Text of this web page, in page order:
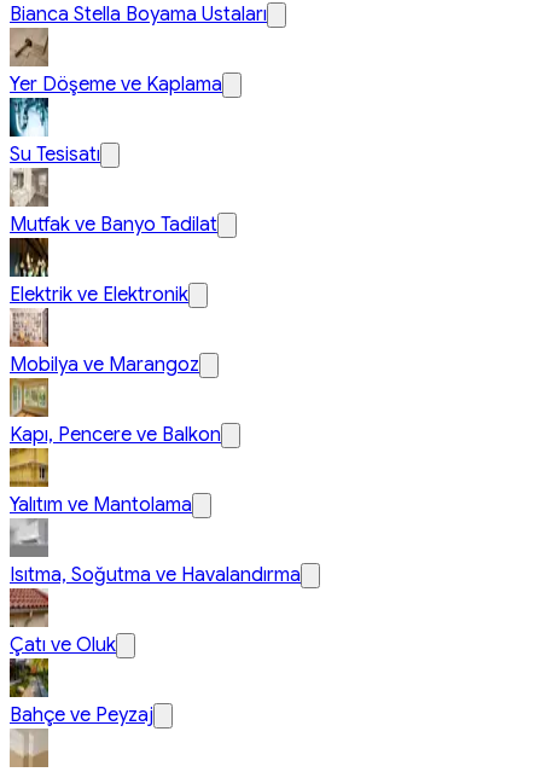
Bianca Stella Boyama Ustaları
Yer Döşeme ve Kaplama
Su Tesisatı
Mutfak ve Banyo Tadilat
Elektrik ve Elektronik
Mobilya ve Marangoz
Kapı, Pencere ve Balkon
Yalıtım ve Mantolama
Isıtma, Soğutma ve Havalandırma
Çatı ve Oluk
Bahçe ve Peyzaj